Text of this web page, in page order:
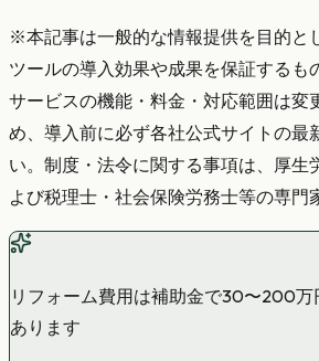
※本記事は一般的な情報提供を目的と
ツールの導入効果や成果を保証するも
サービスの機能・料金・対応範囲は変
め、導入前に必ず各社公式サイトの最
い。制度・法令に関する事項は、厚生
よび税理士・社会保険労務士等の専門
リフォーム費用は補助金で30〜200
あります